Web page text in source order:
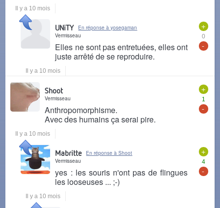
Il y a 10 mois
+
0
-
UNiTY
En réponse à yosegaman
Vermisseau
Elles ne sont pas entretuées, elles ont
juste arrêté de se reproduire.
Il y a 10 mois
+
1
-
Shoot
Vermisseau
Anthropomorphisme.
Avec des humains ça serai pire.
Il y a 10 mois
+
4
-
Mabritte
En réponse à Shoot
Vermisseau
yes : les souris n'ont pas de flingues
les looseuses ... ;-)
Il y a 10 mois